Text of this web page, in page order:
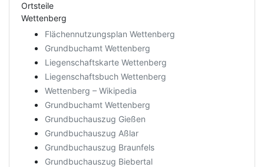
Ortsteile
Wettenberg
Flächennutzungsplan Wettenberg
Grundbuchamt Wettenberg
Liegenschaftskarte Wettenberg
Liegenschaftsbuch Wettenberg
Wettenberg – Wikipedia
Grundbuchamt Wettenberg
Grundbuchauszug Gießen
Grundbuchauszug Aßlar
Grundbuchauszug Braunfels
Grundbuchauszug Biebertal